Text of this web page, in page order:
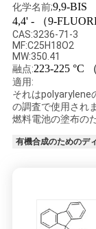
工
場
ツ
ア
ー
化学名前;9,9-BIS
4,4' - （9-
CAS:3236-71-3
MF:C25H18O2
MW:350.41
融点:223-225 °C
適用:
それはpolyarylene
の調査で使用され
燃料電池の塗布の
有機合成のためのデ